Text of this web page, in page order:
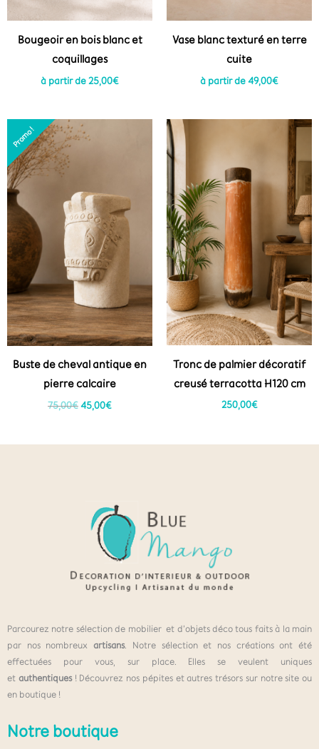
Bougeoir en bois blanc et
coquillages
à partir de25,00€
Vase blanc texturé en terre
cuite
à partir de49,00€
Promo !
Promo !
Buste de cheval antique en
pierre calcaire
75,00€
Le
prix
45,00€
Tronc de palmier décoratif
creusé terracotta H120 cm
250,00€
Parcourez notre sélection de mobilier et d’objets déco tous faits à la main
par nos nombreuxartisans. Notre sélection et nos créations ont été
effectuées pour vous, sur place. Elles se veulent uniques
et authentiques! Découvrez nos pépites et autres trésors sur notre site ou
en boutique !
Notre boutique